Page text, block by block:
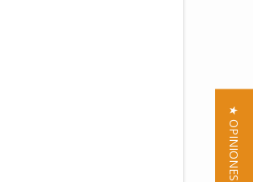
★ OPINIONES